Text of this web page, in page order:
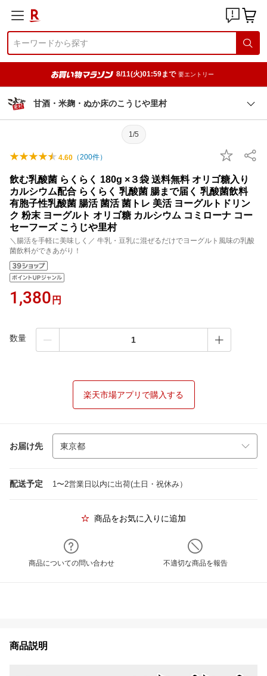
8/11(火)01:59まで 要エントリー
甘酒・米麹・ぬか床のこうじや里村
1/5
4.60 （200件）
飲む乳酸菌 らくらく 180g ×３袋 送料無料 オリゴ糖入り
カルシウム配合 らくらく 乳酸菌 腸まで届く 乳酸菌飲料
有胞子性乳酸菌 腸活 菌活 菌トレ 美活 ヨーグルトドリン
ク 粉末 ヨーグルト オリゴ糖 カルシウム コミローナ コー
セーフーズ こうじや里村
＼腸活を手軽に美味しく／ 牛乳・豆乳に混ぜるだけでヨーグルト風味の乳酸
菌飲料ができあがり！
1,380 円
数量
楽天市場アプリで購入する
お届け先
配送予定 1〜2営業日以内に出荷(土日・祝休み）
商品をお気に入りに追加
商品についての問い合わせ 不適切な商品を報告
商品説明